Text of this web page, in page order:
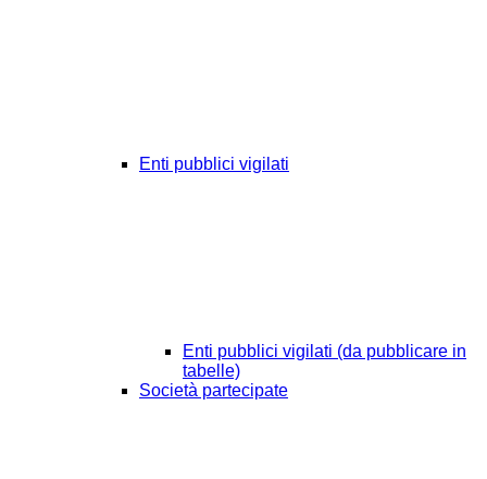
Enti pubblici vigilati
Enti pubblici vigilati (da pubblicare in
tabelle)
Società partecipate